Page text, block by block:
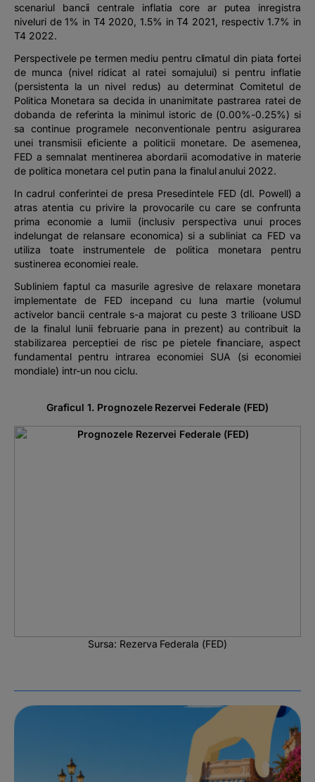
scenariul bancii centrale inflatia core ar putea inregistra
niveluri de 1% in T4 2020, 1.5% in T4 2021, respectiv 1.7% in
T4 2022.
Perspectivele pe termen mediu pentru climatul din piata fortei
de munca (nivel ridicat al ratei somajului) si pentru inflatie
(persistenta la un nivel redus) au determinat Comitetul de
Politica Monetara sa decida in unanimitate pastrarea ratei de
dobanda de referinta la minimul istoric de (0.00%-0.25%) si
sa continue programele neconventionale pentru asigurarea
unei transmisii eficiente a politicii monetare. De asemenea,
FED a semnalat mentinerea abordarii acomodative in materie
de politica monetara cel putin pana la finalul anului 2022.
In cadrul conferintei de presa Presedintele FED (dl. Powell) a
atras atentia cu privire la provocarile cu care se confrunta
prima economie a lumii (inclusiv perspectiva unui proces
indelungat de relansare economica) si a subliniat ca FED va
utiliza toate instrumentele de politica monetara pentru
sustinerea economiei reale.
Subliniem faptul ca masurile agresive de relaxare monetara
implementate de FED incepand cu luna martie (volumul
activelor bancii centrale s-a majorat cu peste 3 trilioane USD
de la finalul lunii februarie pana in prezent) au contribuit la
stabilizarea perceptiei de risc pe pietele financiare, aspect
fundamental pentru intrarea economiei SUA (si economiei
mondiale) intr-un nou ciclu.
Graficul 1. Prognozele Rezervei Federale (FED)
Sursa: Rezerva Federala (FED)